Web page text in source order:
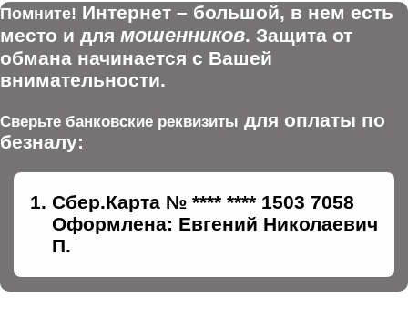
Помните! Интернет – большой, в нем есть
место и для мошенников. Защита от
обмана начинается с Вашей
внимательности.
Сверьте банковские реквизиты для оплаты по
безналу:
Сбер.Карта № **** **** 1503 7058
Оформлена: Евгений Николаевич
П.